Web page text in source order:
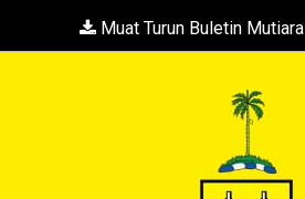
Muat Turun Buletin Mutiara